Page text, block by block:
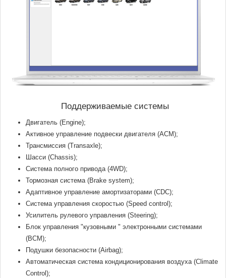
Поддерживаемые системы
Двигатель (Engine);
Активное управление подвески двигателя (ACM);
Трансмиссия (Transaxle);
Шасси (Chassis);
Система полного привода (4WD);
Тормозная система (Brake system);
Адаптивное управление амортизаторами (CDC);
Система управления скоростью (Speed control);
Усилитель рулевого управления (Steering);
Блок управления "кузовными " электронными системами
(BCM);
Подушки безопасности (Airbag);
Автоматическая система кондиционирования воздуха (Climate
Control);